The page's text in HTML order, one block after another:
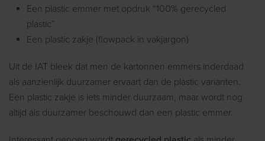
Een plastic emmer met opdruk “100% gerecycled
plastic”
Een plastic zakje (flowpack in vakjargon)
Uit de IAT bleek dat men de kartonnen emmers inderdaad
als aanzienlijk duurzamer ervaart dan de plastic varianten.
Een plastic zakje is iets minder duurzaam, maar wordt nog
altijd als duurzamer beschouwd dan een plastic emmer.